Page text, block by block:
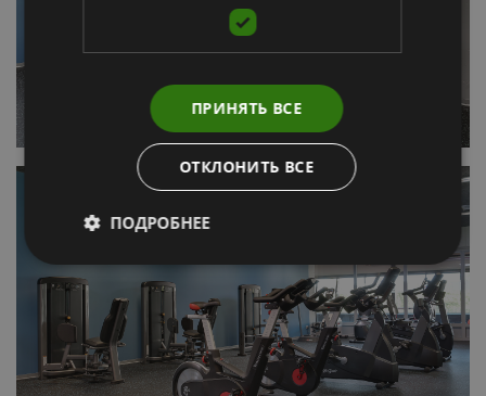
ПРИНЯТЬ ВСЕ
ОТКЛОНИТЬ ВСЕ
ПОДРОБНЕЕ